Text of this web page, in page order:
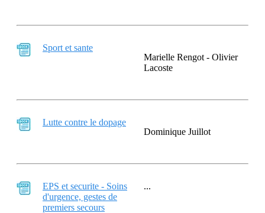
Sport et sante
Marielle Rengot - Olivier
Lacoste
Lutte contre le dopage
Dominique Juillot
EPS et securite - Soins
d'urgence, gestes de
premiers secours
...